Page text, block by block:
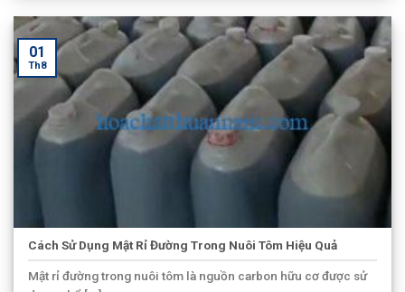
Cách Sử Dụng Mật Rỉ Đường Trong Nuôi Tôm Hiệu Quả
Mật rỉ đường trong nuôi tôm là nguồn carbon hữu cơ được sử
01
Th8